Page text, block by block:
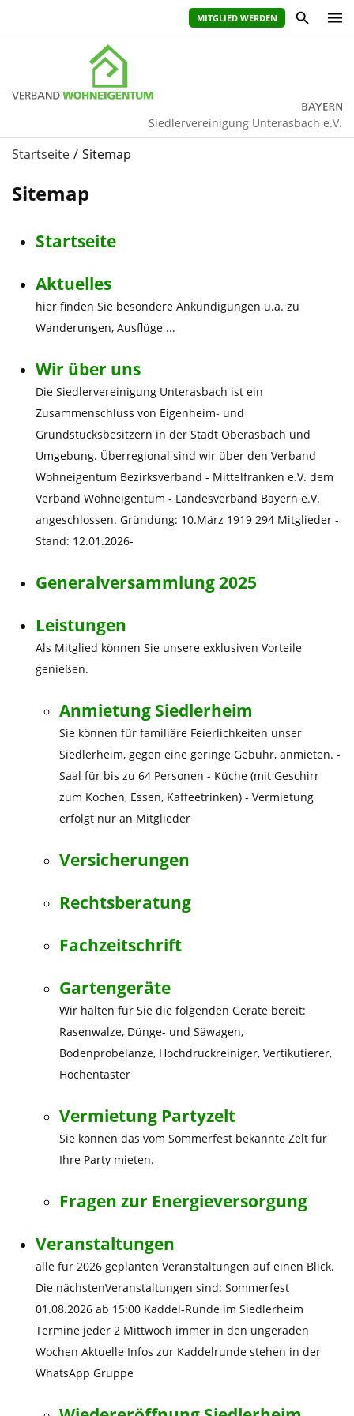
MITGLIED WERDEN
Siedlervereinigung Unterasbach e.V.
Startseite Sitemap
Sitemap
Startseite
Aktuelles
hier finden Sie besondere Ankündigungen u.a. zu
Wanderungen, Ausflüge ...
Wir über uns
Die Siedlervereinigung Unterasbach ist ein
Zusammenschluss von Eigenheim- und
Grundstücksbesitzern in der Stadt Oberasbach und
Umgebung. Überregional sind wir über den Verband
Wohneigentum Bezirksverband - Mittelfranken e.V. dem
Verband Wohneigentum - Landesverband Bayern e.V.
angeschlossen. Gründung: 10.März 1919 294 Mitglieder -
Stand: 12.01.2026-
Generalversammlung 2025
Leistungen
Als Mitglied können Sie unsere exklusiven Vorteile
genießen.
Anmietung Siedlerheim
Sie können für familiäre Feierlichkeiten unser
Siedlerheim, gegen eine geringe Gebühr, anmieten. -
Saal für bis zu 64 Personen - Küche (mit Geschirr
zum Kochen, Essen, Kaffeetrinken) - Vermietung
erfolgt nur an Mitglieder
Versicherungen
Rechtsberatung
Fachzeitschrift
Gartengeräte
Wir halten für Sie die folgenden Geräte bereit:
Rasenwalze, Dünge- und Säwagen,
Bodenprobelanze, Hochdruckreiniger, Vertikutierer,
Hochentaster
Vermietung Partyzelt
Sie können das vom Sommerfest bekannte Zelt für
Ihre Party mieten.
Fragen zur Energieversorgung
Veranstaltungen
alle für 2026 geplanten Veranstaltungen auf einen Blick.
Die nächstenVeranstaltungen sind: Sommerfest
01.08.2026 ab 15:00 Kaddel-Runde im Siedlerheim
Termine jeder 2 Mittwoch immer in den ungeraden
Wochen Aktuelle Infos zur Kaddelrunde stehen in der
WhatsApp Gruppe